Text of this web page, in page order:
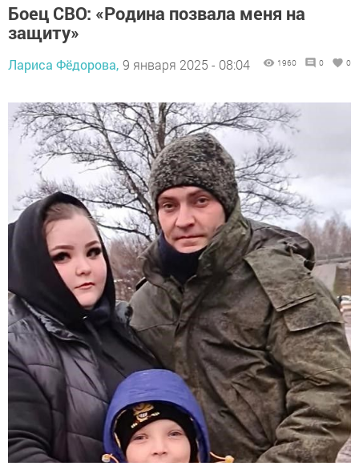
Боец СВО: «Родина позвала меня на
защиту»
Лариса Фёдорова, 9 января 2025 - 08:04 1960 0 0